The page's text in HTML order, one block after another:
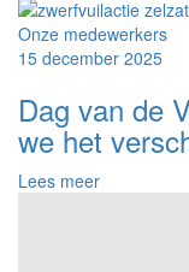
Onze medewerkers
15 december 2025
Dag van de
we het
Lees meerover